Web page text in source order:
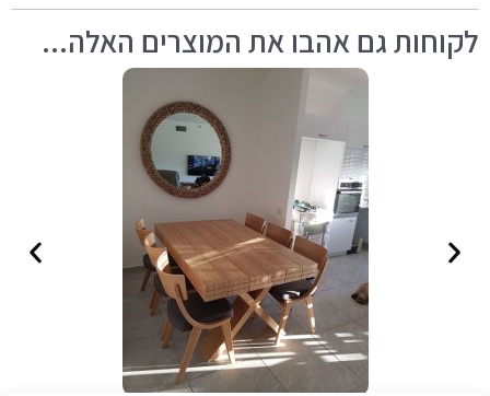
לקוחות גם אהבו את המוצרים האלה...